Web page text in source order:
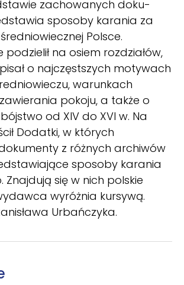
zachowanych doku­
sposoby karania za
Polsce.
na osiem rozdziałów,
o najczęstszych motywach
warunkach
pokoju, a także o
od XIV do XVI w. Na
Dodatki, w których
z różnych archiwów
sposoby karania
Znajdują się w nich polskie
wyróżnia kursywą.
Urbańczyka.